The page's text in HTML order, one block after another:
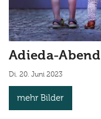
Adieda-Abend
Di. 20. Juni 2023
mehr Bilder